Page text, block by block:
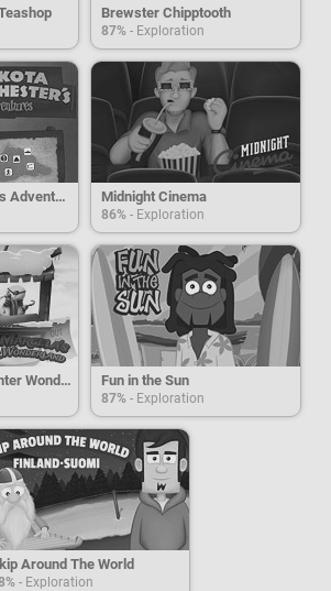
Brewster Chipptooth
87% - Exploration
Dakota Winchester's Adventures Midnight Cinema
86% - Exploration
Cap'n Marcela's Winter Wonderland Fun in the Sun
87% - Exploration
Around The World
- Exploration